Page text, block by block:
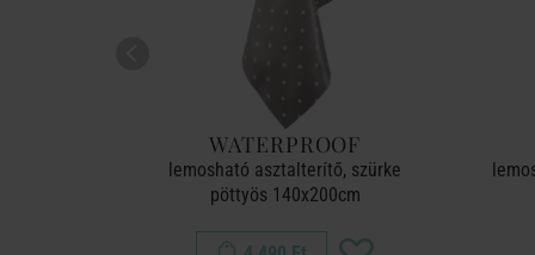
WATERPROOF
lemosható asztalterítő, szürke
pöttyös 140x200cm